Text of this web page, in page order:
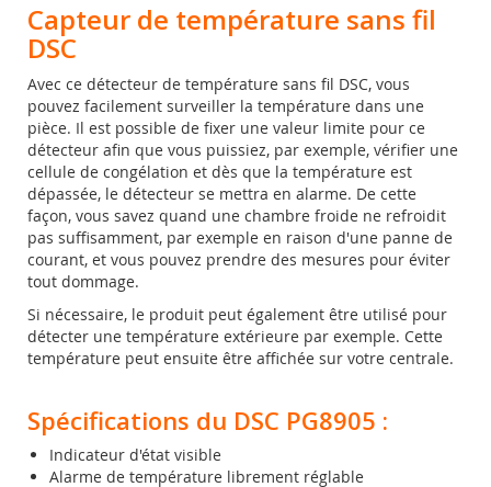
Capteur de température sans fil
DSC
Avec ce détecteur de température sans fil DSC, vous
pouvez facilement surveiller la température dans une
pièce. Il est possible de fixer une valeur limite pour ce
détecteur afin que vous puissiez, par exemple, vérifier une
cellule de congélation et dès que la température est
dépassée, le détecteur se mettra en alarme. De cette
façon, vous savez quand une chambre froide ne refroidit
pas suffisamment, par exemple en raison d'une panne de
courant, et vous pouvez prendre des mesures pour éviter
tout dommage.
Si nécessaire, le produit peut également être utilisé pour
détecter une température extérieure par exemple. Cette
température peut ensuite être affichée sur votre centrale.
Spécifications du DSC PG8905 :
Indicateur d'état visible
Alarme de température librement réglable